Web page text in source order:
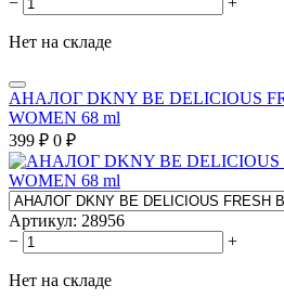
Нет на складе
АНАЛОГ DKNY BE DELICIOUS
WOMEN 68 ml
399 ₽ 0 ₽
Артикул: 28956
−
+
Нет на складе